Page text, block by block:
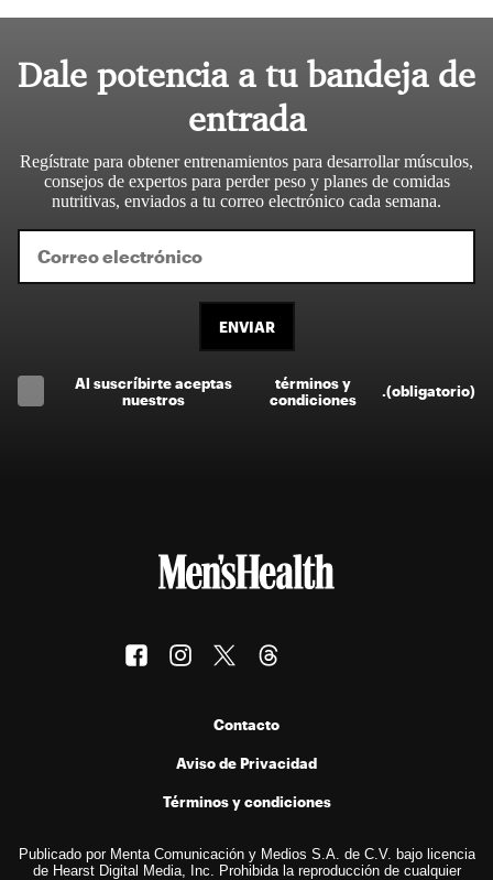
Dale potencia a tu bandeja de
entrada
Regístrate para obtener entrenamientos para desarrollar músculos,
consejos de expertos para perder peso y planes de comidas
nutritivas, enviados a tu correo electrónico cada semana.
ENVIAR
Al suscríbirte aceptas
nuestros
términos y
condiciones
.(obligatorio)
Contacto
Aviso de Privacidad
Términos y condiciones
Publicado por Menta Comunicación y Medios S.A. de C.V. bajo licencia
de Hearst Digital Media, Inc. Prohibida la reproducción de cualquier